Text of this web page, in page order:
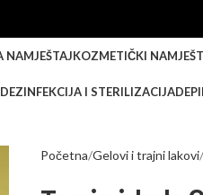
NAMJEŠTAJKOZMETIČKI
DEZINFEKCIJA I STERILIZACIJA
Početna Gelovi i trajni lakovi